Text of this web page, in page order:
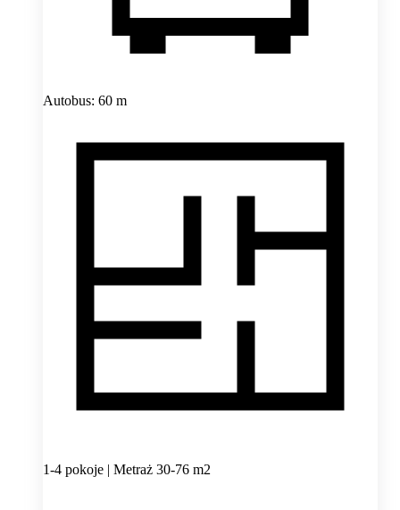
Autobus: 60 m
1-4 pokoje | Metraż 30-76 m2